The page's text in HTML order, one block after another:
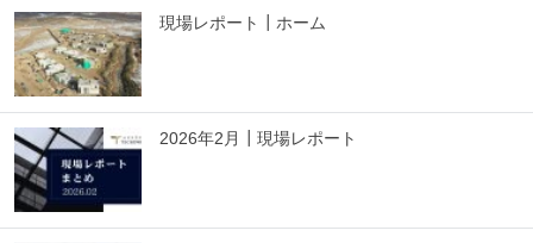
現場レポート┃ホーム
2026年2月┃現場レポート